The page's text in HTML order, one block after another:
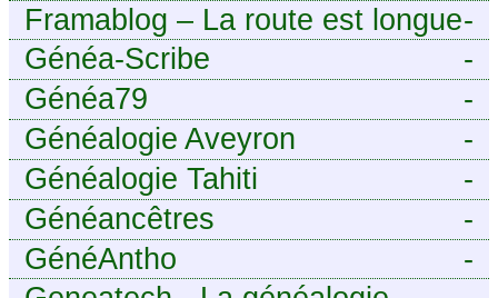
-
Framablog – La route est longue
mais la voie est libre…
-
Généa-Scribe
-
Généa79
-
Généalogie Aveyron
-
Généalogie Tahiti
-
Généancêtres
-
GénéAntho